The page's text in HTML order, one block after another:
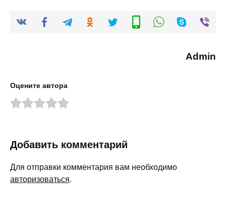
Admin
Оцените автора
Добавить комментарий
Для отправки комментария вам необходимо
авторизоваться.